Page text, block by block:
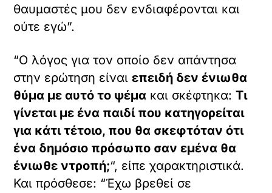
θαυμαστές μου δεν ενδιαφέρονται και
ούτε εγώ”.
“Ο λόγος για τον οποίο δεν απάντησα
στην ερώτηση είναιεπειδή δεν ένιωθα
θύμα με αυτό το ψέμα και σκέφτηκα:Τι
γίνεται με ένα παιδί που κατηγορείται
για κάτι τέτοιο, που θα σκεφτόταν ότι
ένα δημόσιο πρόσωπο σαν εμένα θα
ένιωθε ντροπή;“, είπε χαρακτηριστικά.
Και πρόσθεσε: “Έχω βρεθεί σε